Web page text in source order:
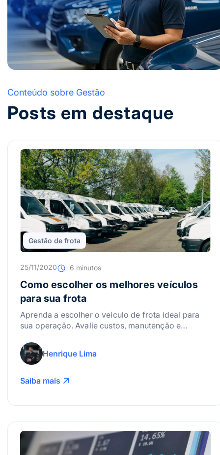
Conteúdo sobre Gestão
Posts em destaque
Gestão de frota
25/11/2020 6 minutos
Como escolher os melhores veículos
para sua frota
Aprenda a escolher o veículo de frota ideal para
sua operação. Avalie custos, manutenção e
custo-benefício. Confira o guia!
Henrique Lima
Saiba mais